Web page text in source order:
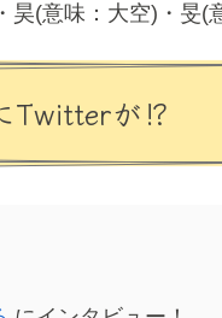
昊(意味：大空)・旻(
Twitterが⁉